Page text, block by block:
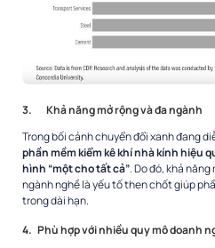
3. Khả năng mở rộng và đa ngành
Trong bối cảnh chuyển đổi xanh đang
phần mềm kiểm kê khí nhà kính hiệu
hình “một cho tất cả”. Do đó, khả
ngành nghề là yếu tố then chốt giúp
trong dài hạn.
4. Phù hợp với nhiều quy mô doanh